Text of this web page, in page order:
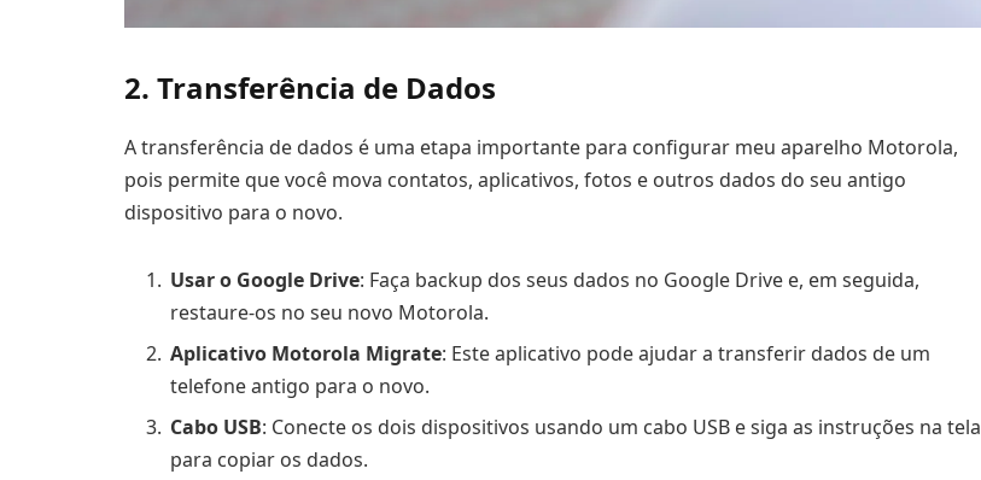
2. Transferência de Dados
A transferência de dados é uma etapa importante para configurar meu aparelho Motorola,
pois permite que você mova contatos, aplicativos, fotos e outros dados do seu antigo
dispositivo para o novo.
Usar o Google Drive: Faça backup dos seus dados no Google Drive e, em seguida,
restaure-os no seu novo Motorola.
Aplicativo Motorola Migrate: Este aplicativo pode ajudar a transferir dados de um
telefone antigo para o novo.
Cabo USB: Conecte os dois dispositivos usando um cabo USB e siga as instruções na tela
para copiar os dados.